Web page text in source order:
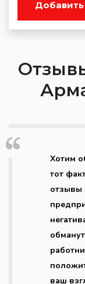
Хотим
тот
отзывы
ваш